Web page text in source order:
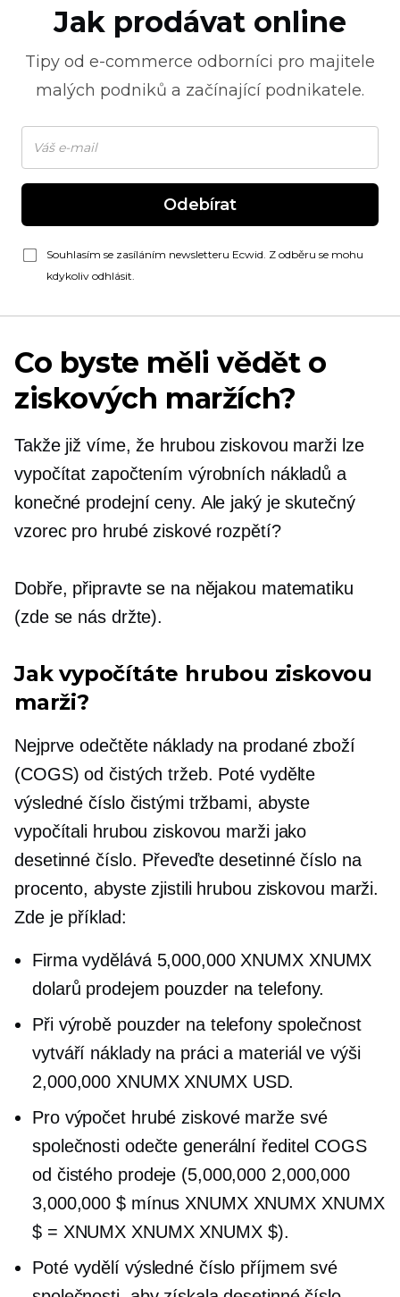
Jak prodávat online
Tipy od e-commerce odborníci pro majitele
malých podniků a začínající podnikatele.
Odebírat
Souhlasím se zasíláním newsletteru Ecwid. Z odběru se mohu
kdykoliv odhlásit.
Co byste měli vědět o
ziskových maržích?
Takže již víme, že hrubou ziskovou marži lze
vypočítat započtením výrobních nákladů a
konečné prodejní ceny. Ale jaký je skutečný
vzorec pro hrubé ziskové rozpětí?
Dobře, připravte se na nějakou matematiku
(zde se nás držte).
Jak vypočítáte hrubou ziskovou
marži?
Nejprve odečtěte náklady na prodané zboží
(COGS) od čistých tržeb. Poté vydělte
výsledné číslo čistými tržbami, abyste
vypočítali hrubou ziskovou marži jako
desetinné číslo. Převeďte desetinné číslo na
procento, abyste zjistili hrubou ziskovou marži.
Zde je příklad:
Firma vydělává 5,000,000 XNUMX XNUMX
dolarů prodejem pouzder na telefony.
Při výrobě pouzder na telefony společnost
vytváří náklady na práci a materiál ve výši
2,000,000 XNUMX XNUMX USD.
Pro výpočet hrubé ziskové marže své
společnosti odečte generální ředitel COGS
od čistého prodeje (5,000,000 2,000,000
3,000,000 $ mínus XNUMX XNUMX XNUMX
$ = XNUMX XNUMX XNUMX $).
Poté vydělí výsledné číslo příjmem své